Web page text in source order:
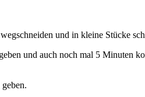
und in kleine Stücke
und auch noch mal 5 Minuten